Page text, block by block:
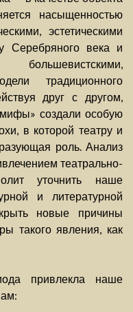
насыщенностью
эстетическими
Серебряного века и
традиционного
друг с другом,
создали особую
в которой театру и
роль. Анализ
театрально-
уточнить наше
и литературной
новые причины
такого явления, как
привлекла наше